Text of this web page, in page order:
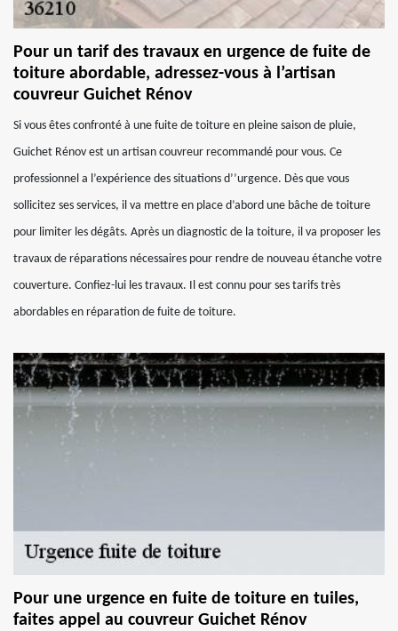
Pour un tarif des travaux en urgence de fuite de
toiture abordable, adressez-vous à l’artisan
couvreur Guichet Rénov
Si vous êtes confronté à une fuite de toiture en pleine saison de pluie,
Guichet Rénov est un artisan couvreur recommandé pour vous. Ce
professionnel a l’expérience des situations d’’urgence. Dès que vous
sollicitez ses services, il va mettre en place d’abord une bâche de toiture
pour limiter les dégâts. Après un diagnostic de la toiture, il va proposer les
travaux de réparations nécessaires pour rendre de nouveau étanche votre
couverture. Confiez-lui les travaux. Il est connu pour ses tarifs très
abordables en réparation de fuite de toiture.
Pour une urgence en fuite de toiture en tuiles,
faites appel au couvreur Guichet Rénov